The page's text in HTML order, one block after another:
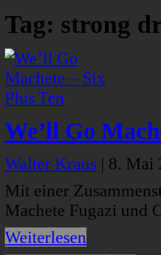
Tag: strong
We’ll Go
Walter Kraus | 8. Mai
Mit einer
Machete Fugazi und
Weiterlesen